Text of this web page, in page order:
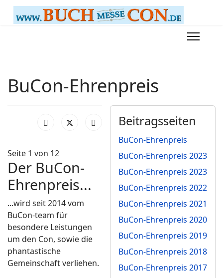
BuCon-Ehrenpreis
Beitragsseiten
BuCon-Ehrenpreis
BuCon-Ehrenpreis 2023
BuCon-Ehrenpreis 2023
BuCon-Ehrenpreis 2022
BuCon-Ehrenpreis 2021
BuCon-Ehrenpreis 2020
BuCon-Ehrenpreis 2019
BuCon-Ehrenpreis 2018
BuCon-Ehrenpreis 2017
Seite 1 von 12
Der BuCon-
Ehrenpreis...
...wird seit 2014 vom
BuCon-team für
besondere Leistungen
um den Con, sowie die
phantastische
Gemeinschaft verliehen.